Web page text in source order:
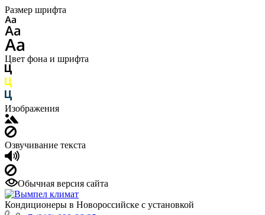
Размер шрифта
Цвет фона и шрифта
Изображения
Озвучивание текста
Обычная версия сайта
Кондиционеры в Новороссийске с установкой